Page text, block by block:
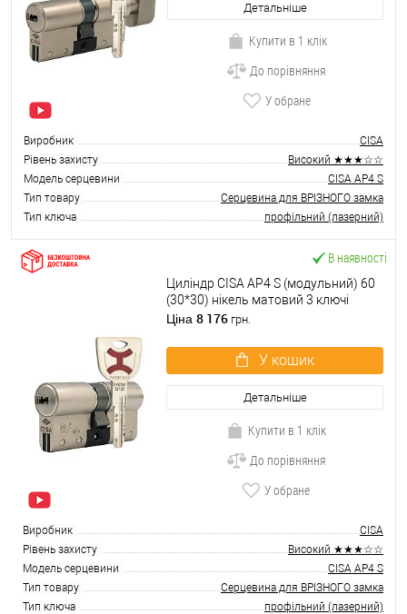
Детальніше
Купити в 1 клік
До порівняння
У обране
Виробник
CISA
Рівень захисту
Високий ★★★☆☆
Модель серцевини
CISA AP4 S
Тип товару
Серцевина для ВРІЗНОГО замка
Тип ключа
профільний (лазерний)
В наявності
Циліндр CISA AP4 S (модульний) 60
(30*30) нікель матовий 3 ключі
Ціна 8 176 грн.
У кошик
Детальніше
Купити в 1 клік
До порівняння
У обране
Виробник
CISA
Рівень захисту
Високий ★★★☆☆
Модель серцевини
CISA AP4 S
Тип товару
Серцевина для ВРІЗНОГО замка
Тип ключа
профільний (лазерний)